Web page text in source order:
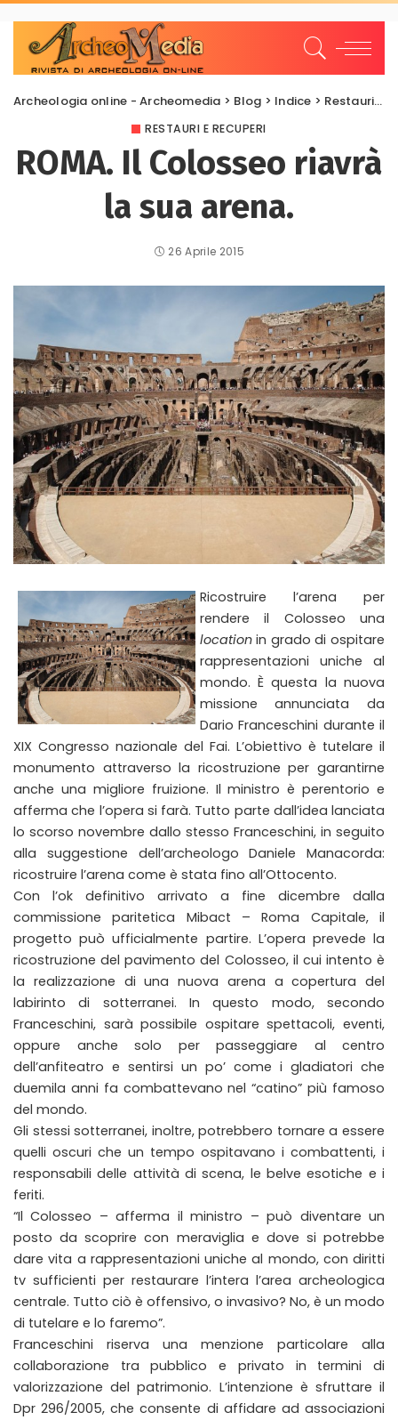
Archeologia online - Archeomedia > Blog > Indice > Restauri e Recuperi
RESTAURI E RECUPERI
ROMA. Il Colosseo riavrà
la sua arena.
26 Aprile 2015
Ricostruire l’arena per
rendere il Colosseo una
locationin grado di ospitare
rappresentazioni uniche al
mondo. È questa la nuova
missione annunciata da
Dario Franceschini durante il
XIX Congresso nazionale del Fai. L’obiettivo è tutelare il
monumento attraverso la ricostruzione per garantirne
anche una migliore fruizione. Il ministro è perentorio e
afferma che l’opera si farà. Tutto parte dall’idea lanciata
lo scorso novembre dallo stesso Franceschini, in seguito
alla suggestione dell’archeologo Daniele Manacorda:
ricostruire l’arena come è stata fino all’Ottocento.
Con l’ok definitivo arrivato a fine dicembre dalla
commissione paritetica Mibact – Roma Capitale, il
progetto può ufficialmente partire. L’opera prevede la
ricostruzione del pavimento del Colosseo, il cui intento è
la realizzazione di una nuova arena a copertura del
labirinto di sotterranei. In questo modo, secondo
Franceschini, sarà possibile ospitare spettacoli, eventi,
oppure anche solo per passeggiare al centro
dell’anfiteatro e sentirsi un po’ come i gladiatori che
duemila anni fa combattevano nel “catino” più famoso
del mondo.
Gli stessi sotterranei, inoltre, potrebbero tornare a essere
quelli oscuri che un tempo ospitavano i combattenti, i
responsabili delle attività di scena, le belve esotiche e i
feriti.
“Il Colosseo – afferma il ministro – può diventare un
posto da scoprire con meraviglia e dove si potrebbe
dare vita a rappresentazioni uniche al mondo, con diritti
tv sufficienti per restaurare l’intera l’area archeologica
centrale. Tutto ciò è offensivo, o invasivo? No, è un modo
di tutelare e lo faremo”.
Franceschini riserva una menzione particolare alla
collaborazione tra pubblico e privato in termini di
valorizzazione del patrimonio. L’intenzione è sfruttare il
Dpr 296/2005, che consente di affidare ad associazioni